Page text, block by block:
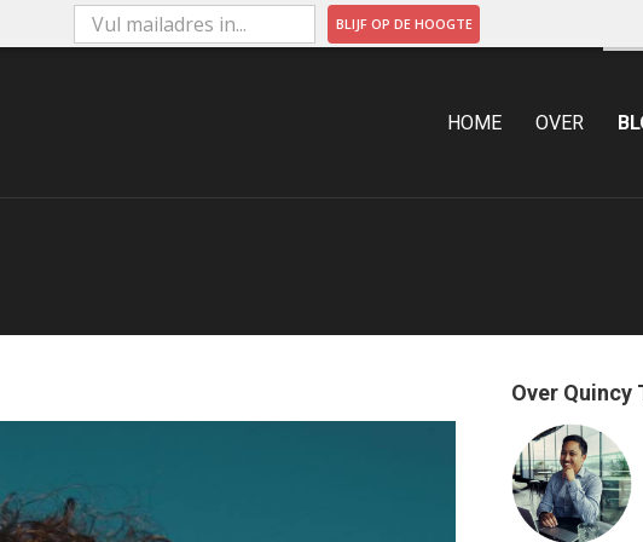
BLIJF OP DE HOOGTE
HOME OVER
Over Quincy